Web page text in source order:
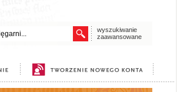
wyszukiwanie
zaawansowane